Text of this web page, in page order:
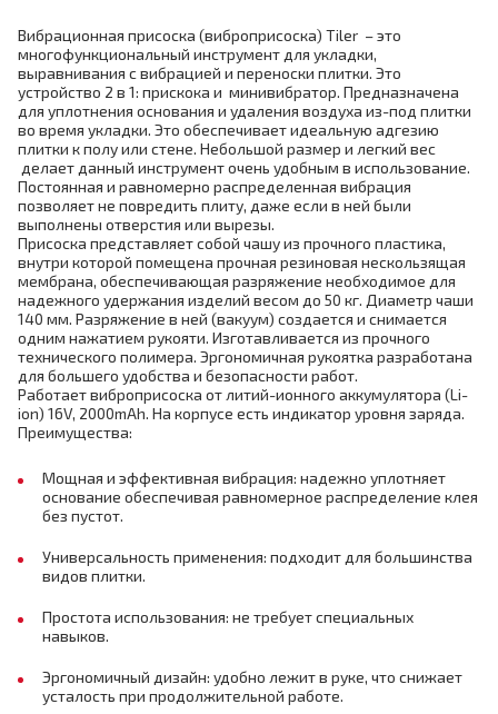
Вибрационная присоска (виброприсоска) Tiler – это
многофункциональный инструмент для укладки,
выравнивания с вибрацией и переноски плитки. Это
устройство 2 в 1: прискока и минивибратор. Предназначена
для уплотнения основания и удаления воздуха из-под плитки
во время укладки. Это обеспечивает идеальную адгезию
плитки к полу или стене. Небольшой размер и легкий вес
делает данный инструмент очень удобным в использование.
Постоянная и равномерно распределенная вибрация
позволяет не повредить плиту, даже если в ней были
выполнены отверстия или вырезы.
Присоска представляет собой чашу из прочного пластика,
внутри которой помещена прочная резиновая нескользящая
мембрана, обеспечивающая разряжение необходимое для
надежного удержания изделий весом до 50 кг. Диаметр чаши
140 мм. Разряжение в ней (вакуум) создается и снимается
одним нажатием рукояти. Изготавливается из прочного
технического полимера. Эргономичная рукоятка разработана
для большего удобства и безопасности работ.
Работает виброприсоска от литий-ионного аккумулятора (Li-
ion) 16V, 2000mAh. На корпусе есть индикатор уровня заряда.
Преимущества:
Мощная и эффективная вибрация: надежно уплотняет
основание обеспечивая равномерное распределение клея
без пустот.
Универсальность применения: подходит для большинства
видов плитки.
Простота использования: не требует специальных
навыков.
Эргономичный дизайн: удобно лежит в руке, что снижает
усталость при продолжительной работе.